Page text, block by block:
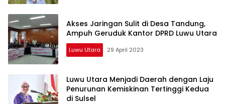
Akses Jaringan Sulit di Desa Tandung,
Ampuh Geruduk Kantor DPRD Luwu Utara
Luwu Utara 29 April 2023
Luwu Utara Menjadi Daerah dengan Laju
Penurunan Kemiskinan Tertinggi Kedua
di Sulsel